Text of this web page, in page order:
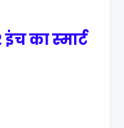
का स्मार्ट